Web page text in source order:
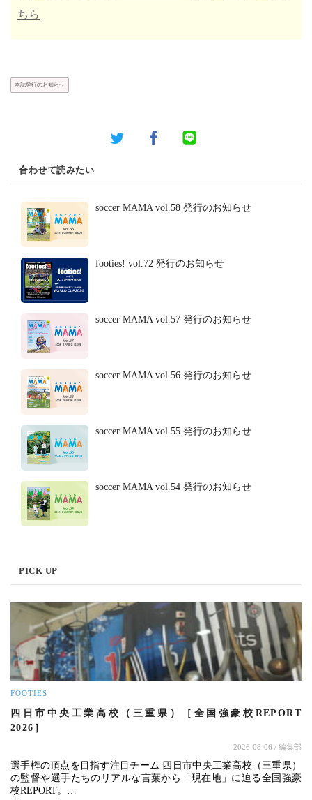
ちら
本誌発行のお知らせ
合わせて読みたい
soccer MAMA vol.58 発行のお知らせ
footies! vol.72 発行のお知らせ
soccer MAMA vol.57 発行のお知らせ
soccer MAMA vol.56 発行のお知らせ
soccer MAMA vol.55 発行のお知らせ
soccer MAMA vol.54 発行のお知らせ
PICK UP
FOOTIES
四日市中央工業高校（三重県）［全国強豪校REPORT
2026］
2026-08-06 / 編集部
選手権の頂点を目指す注目チーム 四日市中央工業高校（三重県）
の監督や選手たちのリアルな言葉から「現在地」に迫る全国強豪
校REPORT。…